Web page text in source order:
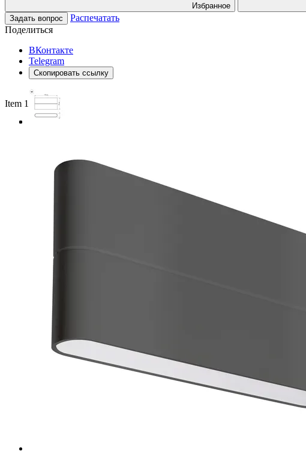
Избранное
Задать вопрос
Распечатать
Поделиться
ВКонтакте
Telegram
Скопировать ссылку
Item 1 of 3